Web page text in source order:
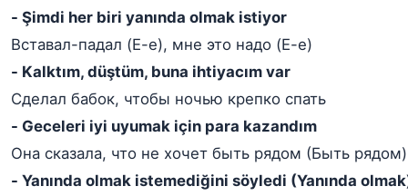
- Şimdi her biri yanında olmak istiyor
Вставал-падал (Е-е), мне это надо (Е-е)
- Kalktım, düştüm, buna ihtiyacım var
Сделал бабок, чтобы ночью крепко спать
- Geceleri iyi uyumak için para kazandım
Она сказала, что не хочет быть рядом (Быть рядом)
- Yanında olmak istemediğini söyledi (Yanında